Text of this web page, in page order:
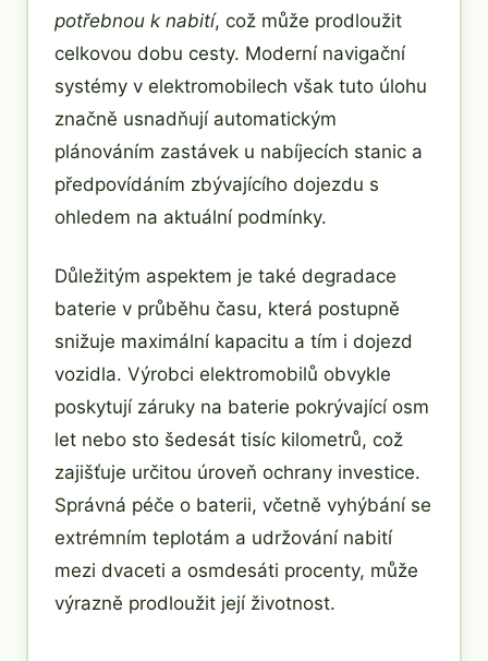
potřebnou k nabití, což může prodloužit
celkovou dobu cesty. Moderní navigační
systémy v elektromobilech však tuto úlohu
značně usnadňují automatickým
plánováním zastávek u nabíjecích stanic a
předpovídáním zbývajícího dojezdu s
ohledem na aktuální podmínky.
Důležitým aspektem je také degradace
baterie v průběhu času, která postupně
snižuje maximální kapacitu a tím i dojezd
vozidla. Výrobci elektromobilů obvykle
poskytují záruky na baterie pokrývající osm
let nebo sto šedesát tisíc kilometrů, což
zajišťuje určitou úroveň ochrany investice.
Správná péče o baterii, včetně vyhýbání se
extrémním teplotám a udržování nabití
mezi dvaceti a osmdesáti procenty, může
výrazně prodloužit její životnost.